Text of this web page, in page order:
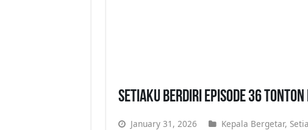
Setiaku Berdiri Episode 36 Tonton
January 31, 2026 Kepala Bergetar,